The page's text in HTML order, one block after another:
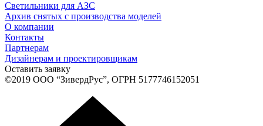
Светильники для АЗС
Архив снятых с производства моделей
О компании
Контакты
Партнерам
Дизайнерам и проектировщикам
Оставить заявку
©2019 ООО “ЗивердРус”, ОГРН 5177746152051